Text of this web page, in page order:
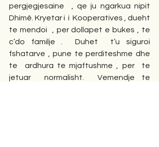
pergjegjesaine  , qe ju ngarkua nipit
Dhimê. Kryetar i  i  Kooperatives , dueht
te mendoi  , per dollapet e bukes , te
c’do familje .  Duhet  t’u siguroi
fshatarve , pune te perditeshme dhe
te  ardhura te mjaftushme , per  te
jetuar  normalisht.  Vemendje te